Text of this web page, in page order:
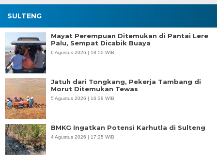
SULTENG
Mayat Perempuan Ditemukan di Pantai Lere
Palu, Sempat Dicabik Buaya
6 Agustus 2026 | 18:50 WIB
Jatuh dari Tongkang, Pekerja Tambang di
Morut Ditemukan Tewas
5 Agustus 2026 | 16:39 WIB
BMKG Ingatkan Potensi Karhutla di Sulteng
4 Agustus 2026 | 17:25 WIB